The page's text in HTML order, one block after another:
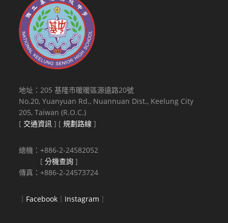
地址：205 基隆市暖暖區源遠路20號
No.20, Yuanyuan Rd., Nuannuan Dist., Keelung City
205, Taiwan (R.O.C.)
[ 交通資訊 ] [規劃路線 ]
總機：+886-2-24582052
[分機查詢 ]
傳真：+886-2-24573724
｜ Facebook ｜ Instagram ｜